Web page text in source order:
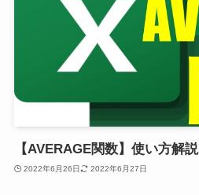
【AVERAGE関数】使い方解説
2022年6月26日 2022年6月27日